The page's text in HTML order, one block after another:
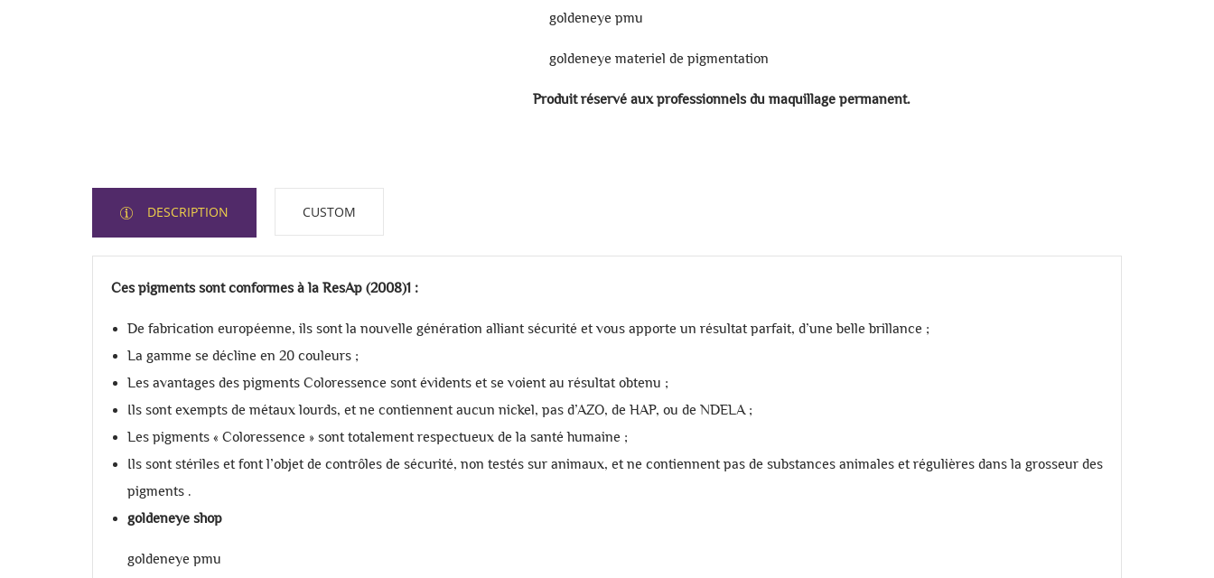
goldeneye pmu
goldeneye materiel de pigmentation
Produit réservé aux professionnels du maquillage permanent.
DESCRIPTION CUSTOM
Ces pigments sont conformes à la ResAp (2008)1 :
De fabrication européenne, ils sont la nouvelle génération alliant sécurité et vous apporte un résultat parfait, d’une belle brillance ;
La gamme se décline en 20 couleurs ;
Les avantages des pigments Coloressence sont évidents et se voient au résultat obtenu ;
Ils sont exempts de métaux lourds, et ne contiennent aucun nickel, pas d’AZO, de HAP, ou de NDELA ;
Les pigments « Coloressence » sont totalement respectueux de la santé humaine ;
Ils sont stériles et font l’objet de contrôles de sécurité, non testés sur animaux, et ne contiennent pas de substances animales et régulières dans la grosseur des
pigments .
goldeneye shop
goldeneye pmu